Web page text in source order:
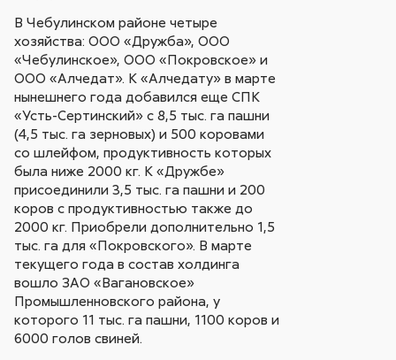
В Чебулинском районе четыре
хозяйства: ООО «Дружба», ООО
«Чебулинское», ООО «Покровское» и
ООО «Алчедат». К «Алчедату» в марте
нынешнего года добавился еще СПК
«Усть-Сертинский» с 8,5 тыс. га пашни
(4,5 тыс. га зерновых) и 500 коровами
со шлейфом, продуктивность которых
была ниже 2000 кг. К «Дружбе»
присоединили 3,5 тыс. га пашни и 200
коров с продуктивностью также до
2000 кг. Приобрели дополнительно 1,5
тыс. га для «Покровского». В марте
текущего года в состав холдинга
вошло ЗАО «Вагановское»
Промышленновского района, у
которого 11 тыс. га пашни, 1100 коров и
6000 голов свиней.